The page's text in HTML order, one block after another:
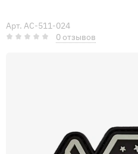
Арт. AC-511-024
0 отзывов